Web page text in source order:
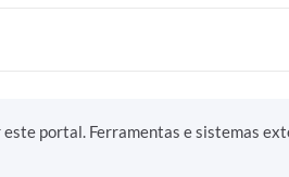
portal. Ferramentas e sistemas